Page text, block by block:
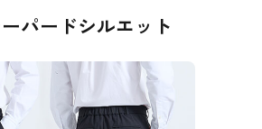
パードシルエット